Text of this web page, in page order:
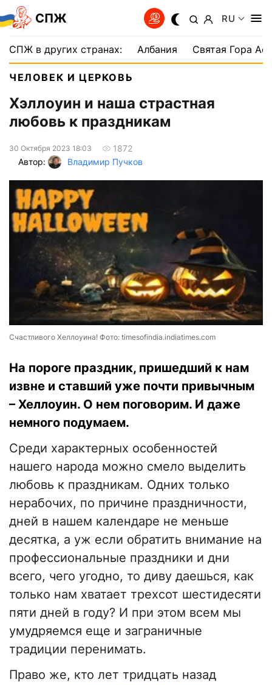
СПЖ RU
СПЖ в других странах: Албания Святая Гора
ЧЕЛОВЕК И ЦЕРКОВЬ
Хэллоуин и наша страстная
любовь к праздникам
30 Октября 2023 18:03
1872
Автор:
Владимир Пучков
Счастливого Хеллоуина! Фото: timesofindia.indiatimes.com
На пороге праздник, пришедший к нам
извне и ставший уже почти привычным
– Хеллоуин. О нем поговорим. И даже
немного подумаем.
Среди характерных особенностей
нашего народа можно смело выделить
любовь к праздникам. Одних только
нерабочих, по причине праздничности,
дней в нашем календаре не меньше
десятка, а уж если обратить внимание на
профессиональные праздники и дни
всего, чего угодно, то диву даешься, как
только нам хватает трехсот шестидесяти
пяти дней в году? И при этом всем мы
умудряемся еще и заграничные
традиции перенимать.
Право же, кто лет тридцать назад